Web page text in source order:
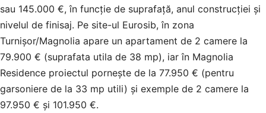
sau 145.000 €, în funcție de suprafață, anul construcției și
nivelul de finisaj. Pe site-ul Eurosib, în zona
Turnișor/Magnolia apare un apartament de 2 camere la
79.900 € (suprafata utila de 38 mp), iar în Magnolia
Residence proiectul pornește de la 77.950 € (pentru
garsoniere de la 33 mp utili) și exemple de 2 camere la
97.950 € și 101.950 €.